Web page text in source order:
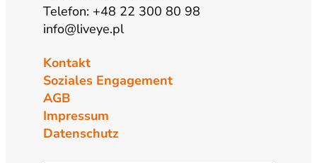
Telefon: +48 22 300 80 98
info@liveye.pl
Kontakt
Soziales Engagement
AGB
Impressum
Datenschutz